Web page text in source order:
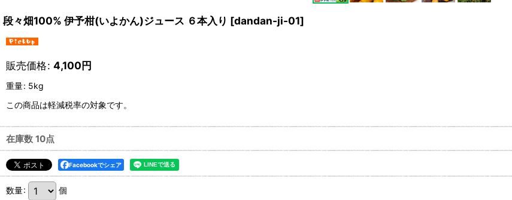
段々畑100% 伊予柑(いよかん)ジュース ６本入り [dandan-ji-01]
販売価格: 4,100円
重量: 5kg
この商品は軽減税率の対象です。
在庫数 10点
Facebookでシェア
数量: 個